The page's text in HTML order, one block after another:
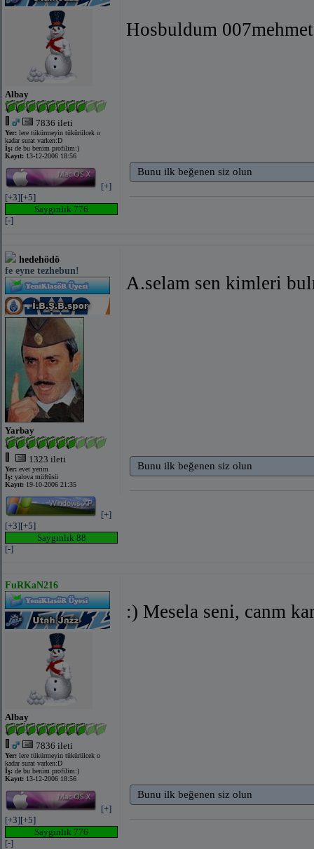
Albay
7836 ileti
Yer: lere tükürmeyin tükürülcek o
kadar surat varken:D
İş: de bu benim profilim:)
Kayıt: 13-12-2006 18:56
[+]
[+3][+5]
Saygınlık 776
[-]
Hosbuldum
Bunu ilk beğenen siz olun
hedehödö
fe eyne tezhebun!
Yarbay
1323 ileti
Yer: evet yerim
İş: yalova müftüsü
Kayıt: 19-10-2006 21:35
[+]
[+3][+5]
Saygınlık 88
[-]
A.selam sen kimleri
Bunu ilk beğenen siz olun
FuRKaN216
Albay
7836 ileti
Yer: lere tükürmeyin tükürülcek o
kadar surat varken:D
İş: de bu benim profilim:)
Kayıt: 13-12-2006 18:56
[+]
[+3][+5]
Saygınlık 776
[-]
:) Mesela seni, canm
Bunu ilk beğenen siz olun